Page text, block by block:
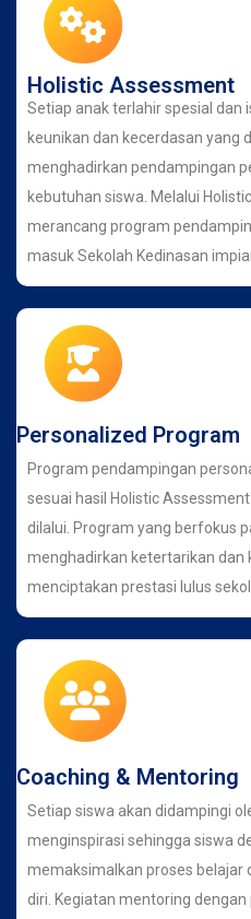
Holistic Assessment
Setiap anak terlahir spesial dan
keunikan dan kecerdasan yang
menghadirkan pendampingan
kebutuhan siswa. Melalui
merancang program
masuk Sekolah Kedinasan
Personalized Program
Program pendampingan
sesuai hasil Holistic
dilalui. Program yang berfokus
menghadirkan ketertarikan dan
menciptakan prestasi lulus
Coaching & Mentoring
Setiap siswa akan didampingi
menginspirasi sehingga siswa
memaksimalkan proses belajar
diri. Kegiatan mentoring